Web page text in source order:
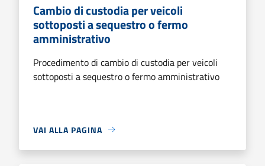
Cambio di custodia per veicoli
sottoposti a sequestro o fermo
amministrativo
Procedimento di cambio di custodia per veicoli
sottoposti a sequestro o fermo amministrativo
VAI ALLA PAGINA